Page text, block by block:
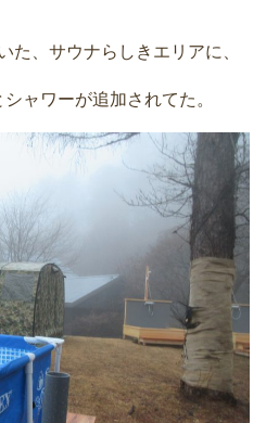
た、サウナらしきエリアに、
ャワーが追加されてた。